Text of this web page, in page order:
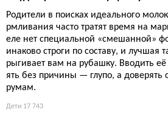
Родители в поисках идеального
рмливания часто тратят время на
еле нет специальной «смешанной»
инаково строги по составу, и лучшая
рыгивает вам на рубашку. Вводить
ять без причины — глупо, а доверять
румам.
Дети 17 743